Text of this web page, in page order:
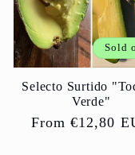
Sold
Selecto Surtido
Verde"
Regular
From €12,80